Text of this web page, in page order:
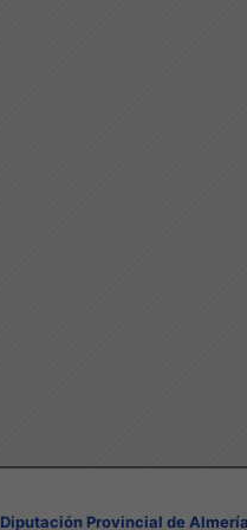
Diputación Provincial de